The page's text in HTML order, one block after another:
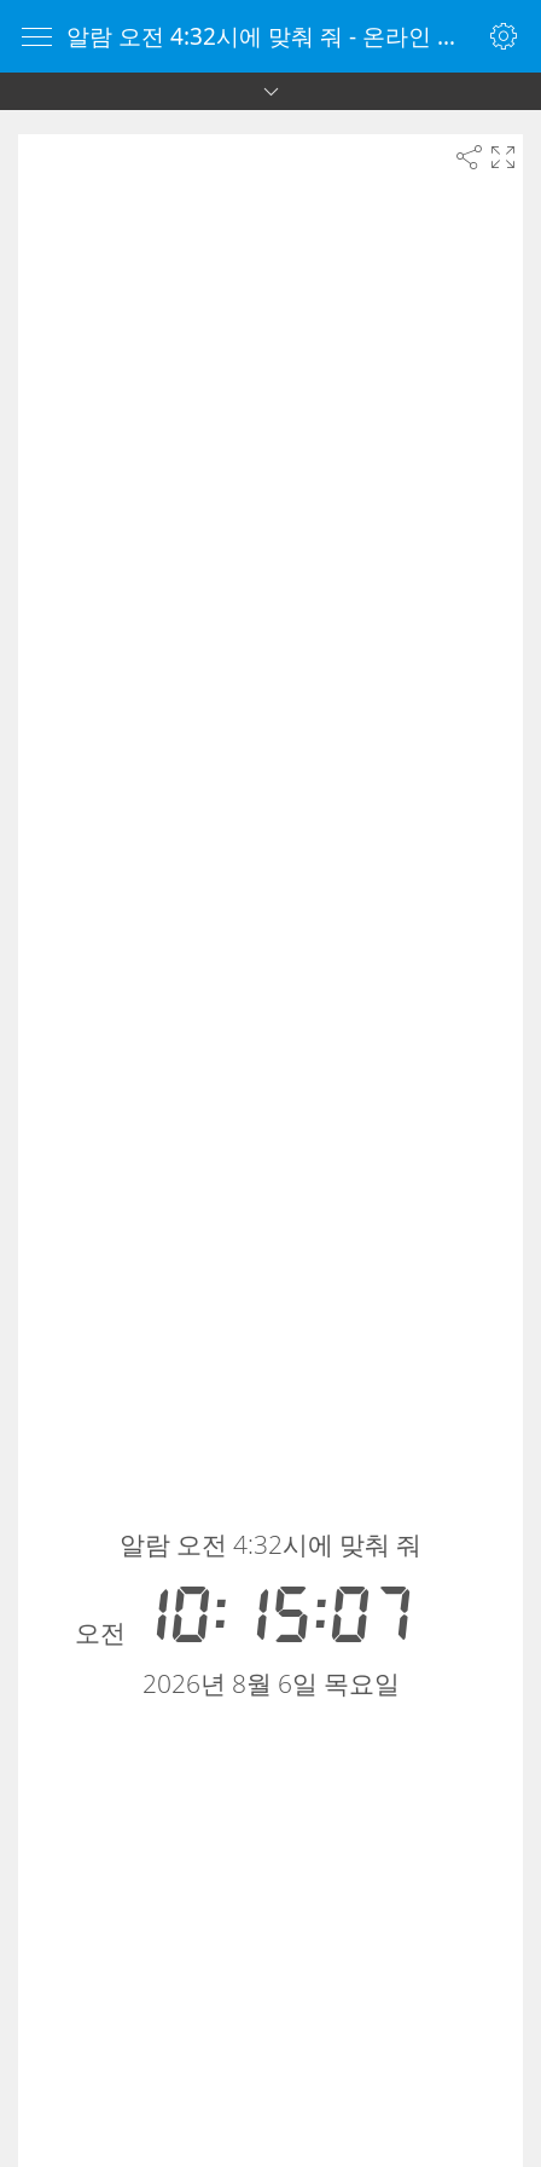
알람 오전 4:32시에 맞춰 줘 - 온라인 알람 시계 - 자명종 온라인 - 온라인 자명종
오전 10:15:08
알람 오전 4:32시에 맞춰 줘
2026년 8월 6일 목요일